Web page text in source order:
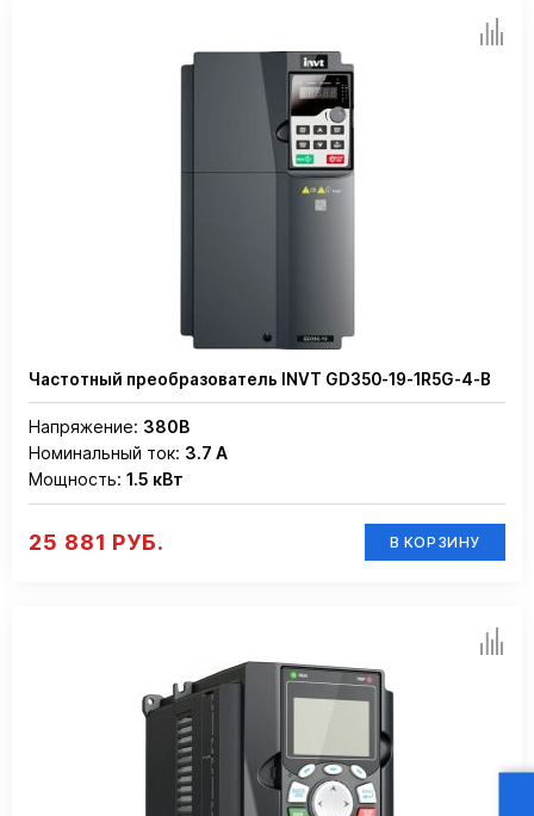
Частотный преобразователь INVT GD350-19-1R5G-4-B
Напряжение: 380В
Номинальный ток: 3.7 А
Мощность: 1.5 кВт
25 881 РУБ. В КОРЗИНУ